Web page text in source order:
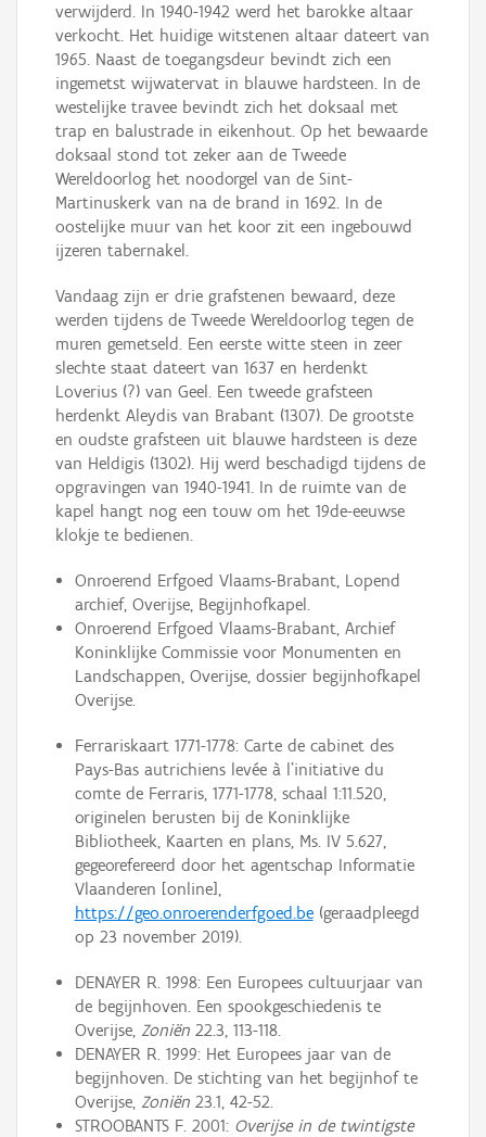
verwijderd. In 1940-1942 werd het barokke altaar
verkocht. Het huidige witstenen altaar dateert van
1965. Naast de toegangsdeur bevindt zich een
ingemetst wijwatervat in blauwe hardsteen. In de
westelijke travee bevindt zich het doksaal met
trap en balustrade in eikenhout. Op het bewaarde
doksaal stond tot zeker aan de Tweede
Wereldoorlog het noodorgel van de Sint-
Martinuskerk van na de brand in 1692. In de
oostelijke muur van het koor zit een ingebouwd
ijzeren tabernakel.
Vandaag zijn er drie grafstenen bewaard, deze
werden tijdens de Tweede Wereldoorlog tegen de
muren gemetseld. Een eerste witte steen in zeer
slechte staat dateert van 1637 en herdenkt
Loverius (?) van Geel. Een tweede grafsteen
herdenkt Aleydis van Brabant (1307). De grootste
en oudste grafsteen uit blauwe hardsteen is deze
van Heldigis (1302). Hij werd beschadigd tijdens de
opgravingen van 1940-1941. In de ruimte van de
kapel hangt nog een touw om het 19de-eeuwse
klokje te bedienen.
Onroerend Erfgoed Vlaams-Brabant, Lopend
archief, Overijse, Begijnhofkapel.
Onroerend Erfgoed Vlaams-Brabant, Archief
Koninklijke Commissie voor Monumenten en
Landschappen, Overijse, dossier begijnhofkapel
Overijse.
Ferrariskaart 1771-1778: Carte de cabinet des
Pays-Bas autrichiens levée à l'initiative du
comte de Ferraris, 1771-1778, schaal 1:11.520,
originelen berusten bij de Koninklijke
Bibliotheek, Kaarten en plans, Ms. IV 5.627,
gegeorefereerd door het agentschap Informatie
Vlaanderen [online],
https://geo.onroerenderfgoed.be(geraadpleegd
op 23 november 2019).
DENAYER R. 1998: Een Europees cultuurjaar van
de begijnhoven. Een spookgeschiedenis te
Overijse, Zoniën22.3, 113-118.
DENAYER R. 1999: Het Europees jaar van de
begijnhoven. De stichting van het begijnhof te
Overijse, Zoniën23.1, 42-52.
STROOBANTS F. 2001: Overijse in de twintigste